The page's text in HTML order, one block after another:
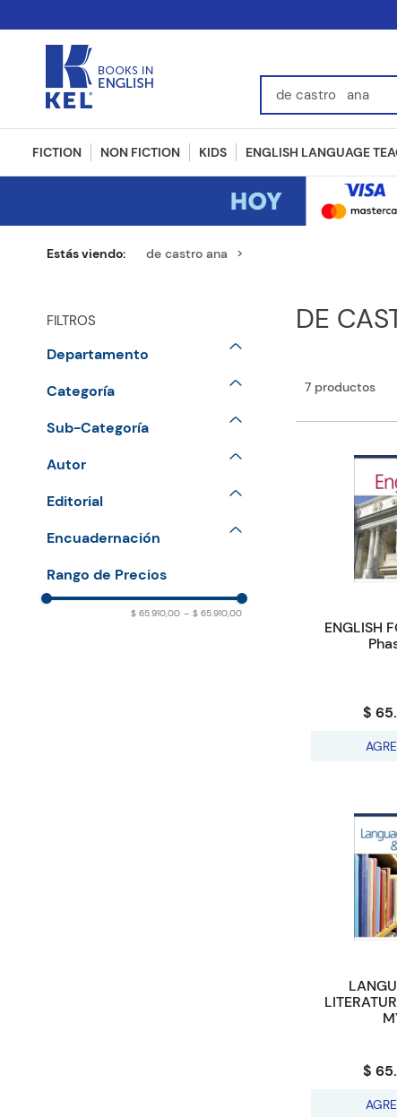
Find Books, Authors,
FICTION NON FICTION KIDS ENGLISH LANGUAGE
de castro ana
FILTROS
Departamento
Categoría
Secondary
Sub-Categoría
Autor
DE CASTRO Ana
Editorial
Encuadernación
$ 65.910,00 – $ 65.910,00
DE
7 productos
ENGLISH
$
$